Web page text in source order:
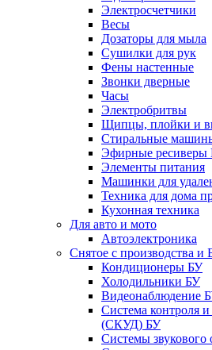
Электросчетчики
Весы
Дозаторы для мыла
Сушилки для рук
Фены настенные
Звонки дверные
Часы
Электробритвы
Щипцы, плойки и
Стиральные
Эфирные ресиверы
Элементы питания
Машинки для
Техника для дома
Кухонная техника
Для авто и мото
Автоэлектроника
Снятое с производства и
Кондиционеры БУ
Холодильники БУ
Видеонаблюдение
Система контроля
(СКУД) БУ
Системы